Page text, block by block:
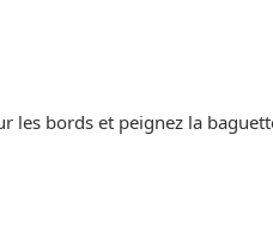
les bords et peignez la